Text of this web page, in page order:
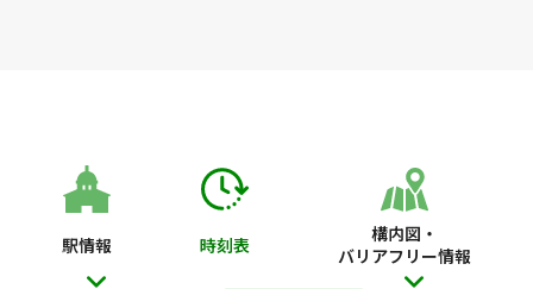
駅情報 時刻表
構内図・
バリアフリー情報